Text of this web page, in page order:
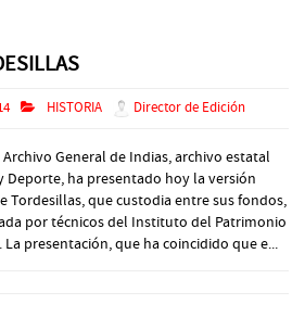
HISTORIA Director de Edición
General de Indias, archivo estatal
Deporte, ha presentado hoy la versión
Tordesillas, que custodia entre sus fondos,
por técnicos del Instituto del Patrimonio
La presentación, que ha coincidido que e...